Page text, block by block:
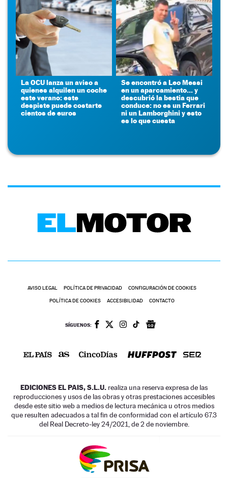
La OCU lanza un aviso a
quienes alquilen un coche
este verano: este
despiste puede costarte
cientos de euros
Se encontró a Leo Messi
en un aparcamiento... y
descubrió la bestia que
conduce: no es un Ferrari
ni un Lamborghini y esto
es lo que cuesta
AVISO LEGAL POLÍTICA DE PRIVACIDAD CONFIGURACIÓN DE COOKIES
POLÍTICA DE COOKIES ACCESIBILIDAD CONTACTO
SÍGUENOS:
EDICIONES EL PAIS, S.L.U. realiza una reserva expresa de las
reproducciones y usos de las obras y otras prestaciones accesibles
desde este sitio web a medios de lectura mecánica u otros medios
que resulten adecuados a tal fin de conformidad con el artículo 67.3
del Real Decreto-ley 24/2021, de 2 de noviembre.